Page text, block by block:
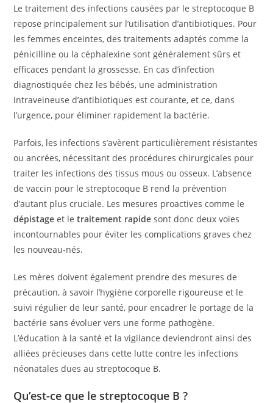
Le traitement des infections causées par le streptocoque B
repose principalement sur l’utilisation d’antibiotiques. Pour
les femmes enceintes, des traitements adaptés comme la
pénicilline ou la céphalexine sont généralement sûrs et
efficaces pendant la grossesse. En cas d’infection
diagnostiquée chez les bébés, une administration
intraveineuse d’antibiotiques est courante, et ce, dans
l’urgence, pour éliminer rapidement la bactérie.
Parfois, les infections s’avèrent particulièrement résistantes
ou ancrées, nécessitant des procédures chirurgicales pour
traiter les infections des tissus mous ou osseux. L’absence
de vaccin pour le streptocoque B rend la prévention
d’autant plus cruciale. Les mesures proactives comme le
dépistage et letraitement rapide sont donc deux voies
incontournables pour éviter les complications graves chez
les nouveau-nés.
Les mères doivent également prendre des mesures de
précaution, à savoir l’hygiène corporelle rigoureuse et le
suivi régulier de leur santé, pour encadrer le portage de la
bactérie sans évoluer vers une forme pathogène.
L’éducation à la santé et la vigilance deviendront ainsi des
alliées précieuses dans cette lutte contre les infections
néonatales dues au streptocoque B.
Qu’est-ce que le streptocoque B ?